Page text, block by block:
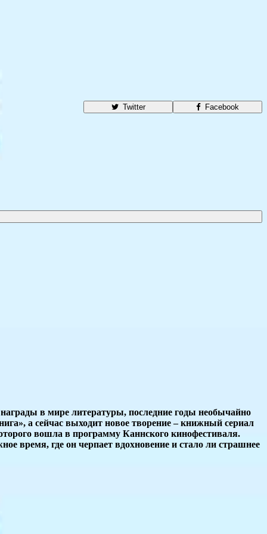
Facebook
Twitter
в мире литературы, последние годы необычайно
а сейчас выходит новое творение – книжный сериал
вошла в программу Каннского кинофестиваля.
время, где он черпает вдохновение и стало ли страшнее